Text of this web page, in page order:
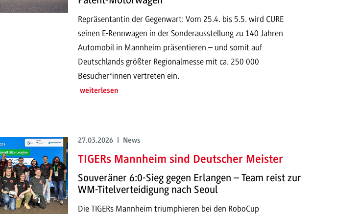
Repräsentantin der Gegenwart: Vom 25.4. bis 5.5. wird CURE
seinen E-Rennwagen in der Sonderausstellung zu 140 Jahren
Automobil in Mannheim präsentieren – und somit auf
Deutschlands größter Regionalmesse mit ca. 250 000
Besucher*innen vertreten ein.
weiterlesen
27.03.2026 | News
TIGERs Mannheim sind Deutscher Meister
Souveräner 6:0-Sieg gegen Erlangen – Team reist zur
WM-Titelverteidigung nach Seoul
Die TIGERs Mannheim triumphieren bei den RoboCup